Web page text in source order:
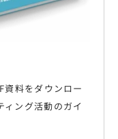
資料をダウンロー
ィング活動のガイ